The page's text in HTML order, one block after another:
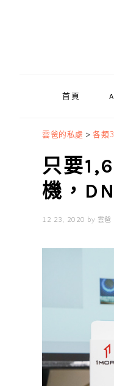
首頁
雲爸的私處 > 各類
只要
機，
12 23, 2020 by 雲爸